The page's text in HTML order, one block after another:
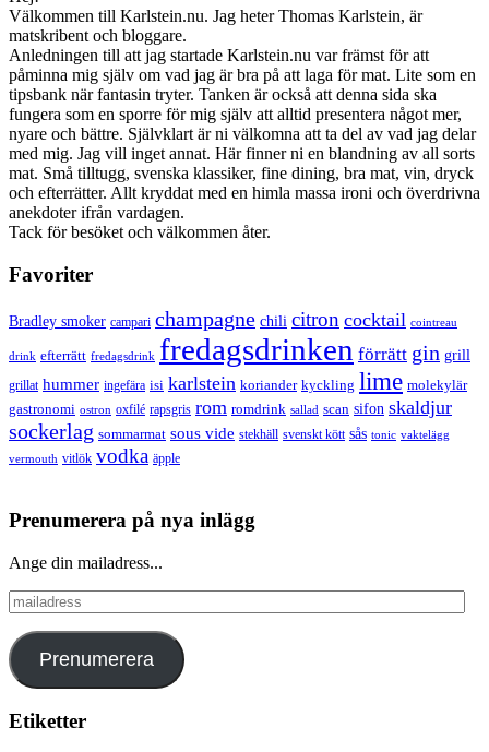
Välkommen till Karlstein.nu. Jag heter Thomas Karlstein, är
matskribent och bloggare.
Anledningen till att jag startade Karlstein.nu var främst för att
påminna mig själv om vad jag är bra på att laga för mat. Lite som en
tipsbank när fantasin tryter. Tanken är också att denna sida ska
fungera som en sporre för mig själv att alltid presentera något mer,
nyare och bättre. Självklart är ni välkomna att ta del av vad jag delar
med mig. Jag vill inget annat. Här finner ni en blandning av all sorts
mat. Små tilltugg, svenska klassiker, fine dining, bra mat, vin, dryck
och efterrätter. Allt kryddat med en himla massa ironi och överdrivna
anekdoter ifrån vardagen.
Tack för besöket och välkommen åter.
Favoriter
Bradley smoker campari champagne chili citron cocktail cointreau
drink efterrätt fredagsdrink fredagsdrinken förrätt gin grill
grillat hummer ingefära isi karlstein koriander kyckling lime molekylär
gastronomi ostron oxfilé rapsgris rom romdrink sallad scan sifon skaldjur
sockerlag sommarmat sous vide stekhäll svenskt kött sås tonic vaktelägg
vermouth vitlök vodka äpple
Prenumerera på nya inlägg
Ange din mailadress...
mailadress
Prenumerera
Etiketter